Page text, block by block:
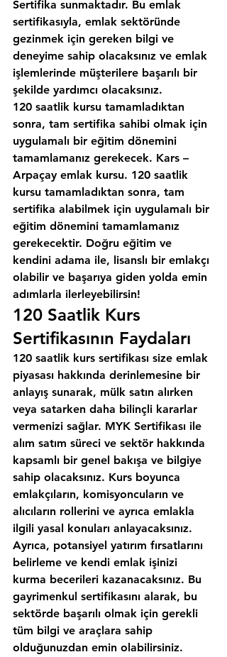
Sertifika sunmaktadır. Bu emlak
sertifikasıyla, emlak sektöründe
gezinmek için gereken bilgi ve
deneyime sahip olacaksınız ve emlak
işlemlerinde müşterilere başarılı bir
şekilde yardımcı olacaksınız.
120 saatlik kursu tamamladıktan
sonra, tam sertifika sahibi olmak için
uygulamalı bir eğitim dönemini
tamamlamanız gerekecek. Kars –
Arpaçay emlak kursu. 120 saatlik
kursu tamamladıktan sonra, tam
sertifika alabilmek için uygulamalı bir
eğitim dönemini tamamlamanız
gerekecektir. Doğru eğitim ve
kendini adama ile, lisanslı bir emlakçı
olabilir ve başarıya giden yolda emin
adımlarla ilerleyebilirsin!
120 Saatlik Kurs
Sertifikasının Faydaları
120 saatlik kurs sertifikası size emlak
piyasası hakkında derinlemesine bir
anlayış sunarak, mülk satın alırken
veya satarken daha bilinçli kararlar
vermenizi sağlar. MYK Sertifikası ile
alım satım süreci ve sektör hakkında
kapsamlı bir genel bakışa ve bilgiye
sahip olacaksınız. Kurs boyunca
emlakçıların, komisyoncuların ve
alıcıların rollerini ve ayrıca emlakla
ilgili yasal konuları anlayacaksınız.
Ayrıca, potansiyel yatırım fırsatlarını
belirleme ve kendi emlak işinizi
kurma becerileri kazanacaksınız. Bu
gayrimenkul sertifikasını alarak, bu
sektörde başarılı olmak için gerekli
tüm bilgi ve araçlara sahip
olduğunuzdan emin olabilirsiniz.